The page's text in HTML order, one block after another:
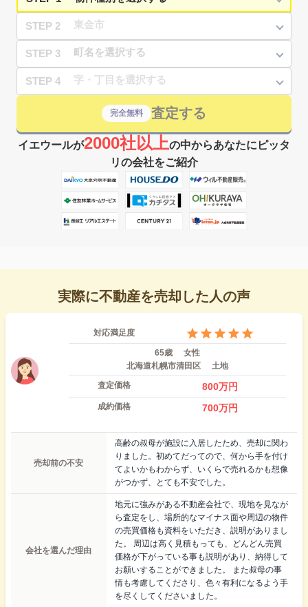
STEP 2
STEP 3
STEP 4
完全無料 査定する
イエウールが2000社以上の中からあなたにピッタ
リの会社をご紹介
実際に不動産を売却した人の声
対応満足度
65歳
女性
北海道札幌市清田区
土地
査定価格
800万円
成約価格 700万円
売却前の不安
高齢の叔母が施設に入居したため、売却に関わ
りました。初めてだってので、何から手を付け
てよいかもわからず、いくらで売れるかも想像
がつかず、とても不安でした。
会社を選んだ理由
地元に強みがある不動産会社で、現地を見なが
ら査定をし、場所的なマイナス面や周辺の物件
の売買価格も資料をいただき、説明がありまし
た。 周辺は高く見積もっても、どんどん売買
価格が下がっている事も説明があり、納得して
お願いすることができました。 また叔母の事
情も考慮してくださり、色々有利になるよう手
を尽くしてくださいました。